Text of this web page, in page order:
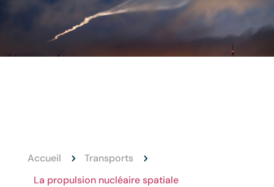
Accueil 5 Transports 5
La propulsion nucléaire spatiale